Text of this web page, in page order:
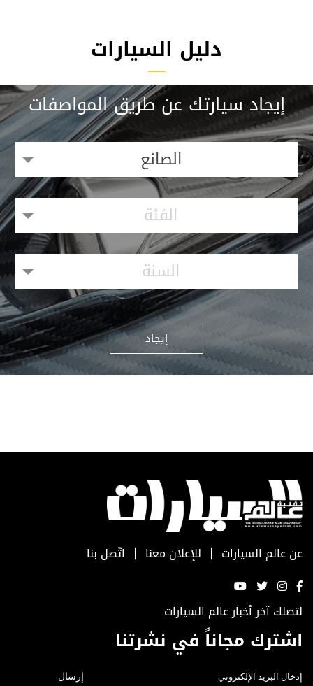
دليل السيارات
إيجاد سيارتك عن طريق المواصفات
الصانع
الفئة
السنة
إيجاد
عن عالم السيارات للإعلان معنا اتّصل بنا
لتصلك آخر أخبار عالم السيارات
اشترك مجاناً في نشرتنا